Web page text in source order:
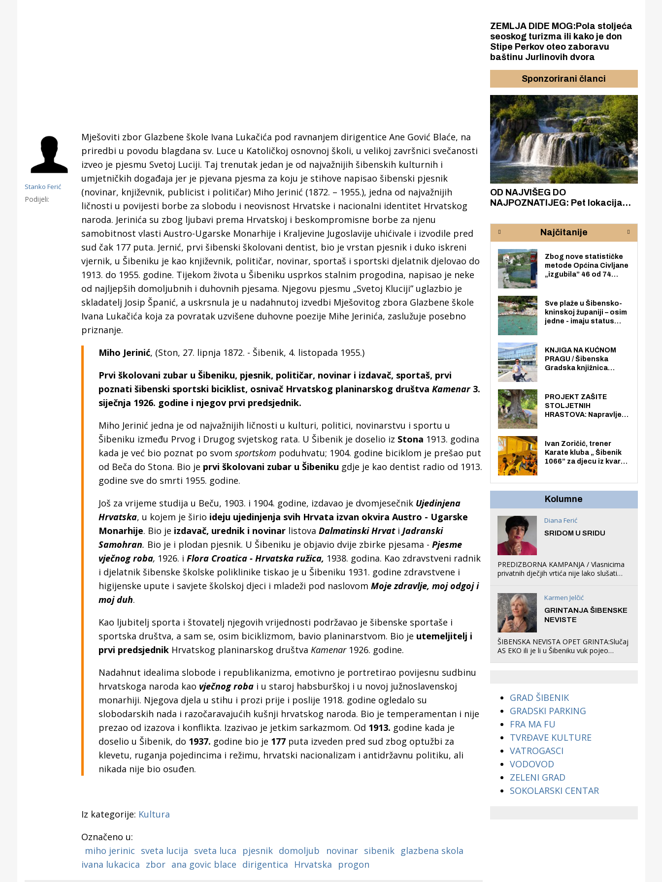
Stanko Ferić
Podijeli:
Mješoviti zbor Glazbene škole Ivana Lukačića pod ravnanjem dirigentice Ane Gović Blaće, na
priredbi u povodu blagdana sv. Luce u Katoličkoj osnovnoj školi, u velikoj završnici svečanosti
izveo je pjesmu Svetoj Luciji. Taj trenutak jedan je od najvažnijih šibenskih kulturnih i
umjetničkih događaja jer je pjevana pjesma za koju je stihove napisao šibenski pjesnik
(novinar, književnik, publicist i političar) Miho Jerinić (1872. – 1955.), jedna od najvažnijih
ličnosti u povijesti borbe za slobodu i neovisnost Hrvatske i nacionalni identitet Hrvatskog
naroda. Jerinića su zbog ljubavi prema Hrvatskoj i beskompromisne borbe za njenu
samobitnost vlasti Austro-Ugarske Monarhije i Kraljevine Jugoslavije uhićivale i izvodile pred
sud čak 177 puta. Jernić, prvi šibenski školovani dentist, bio je vrstan pjesnik i duko iskreni
vjernik, u Šibeniku je kao književnik, političar, novinar, sportaš i sportski djelatnik djelovao do
1913. do 1955. godine. Tijekom života u Šibeniku usprkos stalnim progodina, napisao je neke
od najljepših domoljubnih i duhovnih pjesama. Njegovu pjesmu „Svetoj Kluciji” uglazbio je
skladatelj Josip Španić, a uskrsnula je u nadahnutoj izvedbi Mješovitog zbora Glazbene škole
Ivana Lukačića koja za povratak uzvišene duhovne poezije Mihe Jerinića, zaslužuje posebno
priznanje.
Miho Jerinić, (Ston, 27. lipnja 1872. - Šibenik, 4. listopada 1955.)
Prvi školovani zubar u Šibeniku, pjesnik, političar, novinar i izdavač, sportaš, prvi
poznati šibenski sportski biciklist, osnivač Hrvatskog planinarskog društva Kamenar3.
siječnja 1926. godine i njegov prvi predsjednik.
Miho Jerinić jedna je od najvažnijih ličnosti u kulturi, politici, novinarstvu i sportu u
Šibeniku između Prvog i Drugog svjetskog rata. U Šibenik je doselio iz Stona 1913. godina
kada je već bio poznat po svom sportskom poduhvatu; 1904. godine biciklom je prešao put
od Beča do Stona. Bio je prvi školovani zubar u Šibeniku gdje je kao dentist radio od 1913.
godine sve do smrti 1955. godine.
Još za vrijeme studija u Beču, 1903. i 1904. godine, izdavao je dvomjesečnik Ujedinjena
Hrvatska, u kojem je širio ideju ujedinjenja svih Hrvata izvan okvira Austro - Ugarske
Monarhije. Bio je izdavač, urednik i novinar listova Dalmatinski Hrvati Jadranski
Samohran. Bio je i plodan pjesnik. U Šibeniku je objavio dvije zbirke pjesama - Pjesme
vječnog roba, 1926. i Flora Croatica - Hrvatska ružica, 1938. godina. Kao zdravstveni radnik
i djelatnik šibenske školske poliklinike tiskao je u Šibeniku 1931. godine zdravstvene i
higijenske upute i savjete školskoj djeci i mladeži pod naslovom Moje zdravlje, moj odgoj i
moj duh.
Kao ljubitelj sporta i štovatelj njegovih vrijednosti podržavao je šibenske sportaše i
sportska društva, a sam se, osim biciklizmom, bavio planinarstvom. Bio je utemeljitelj i
prvi predsjednikHrvatskog planinarskog društva Kamenar1926. godine.
Nadahnut idealima slobode i republikanizma, emotivno je portretirao povijesnu sudbinu
hrvatskoga naroda kao vječnog robai u staroj habsburškoj i u novoj južnoslavenskoj
monarhiji. Njegova djela u stihu i prozi prije i poslije 1918. godine ogledalo su
slobodarskih nada i razočaravajućih kušnji hrvatskog naroda. Bio je temperamentan i nije
prezao od izazova i konflikta. Izazivao je jetkim sarkazmom. Od 1913. godine kada je
doselio u Šibenik, do 1937. godine bio je 177puta izveden pred sud zbog optužbi za
klevetu, ruganja pojedincima i režimu, hrvatski nacionalizam i antidržavnu politiku, ali
nikada nije bio osuđen.
Iz kategorije: Kultura
Označeno u:
miho jerinic sveta lucija sveta luca pjesnik domoljub novinar sibenik glazbena skola
ivana lukacica zbor ana govic blace dirigentica Hrvatska progon
ZEMLJA DIDE MOG:Pola stoljeća
seoskog turizma ili kako je don
Stipe Perkov oteo zaboravu
baštinu Jurlinovih dvora
Sponzorirani članci
Gornji tok Krke iz prve ruke -
Otkrijte hostel Titius u
Puljanima
Šibenik spreman za dolazak
električnih autobusa: izgrađeno
OD NAJVIŠEG DO
NAJPOZNATIJEG: Pet lokacija
rijeke Krke
Najčitanije
Zbog nove statističke
metode Općina Civljane
„izgubila” 46 od 74
nego radno sposobnih
osoba među svojih 170
stanovnika.
Sve plaže u Šibensko-
kninskoj županiji – osim
jedne - imaju status
općoj upotrebi. Pristup
je slobodan i besplatan
za sve građane i
KNJIGA NA KUĆNOM
PRAGU / Šibenska
Gradska knjižnica
knjiga na kućnu adresu
električnim biciklom.
PROJEKT ZAŠITE
STOLJETNIH
HRASTOVA: Napravljen
Zmajevac
Ivan Zoričić, trener
Karate kluba „ Šibenik
1066” za djecu iz kvarta
organizirao dječje
Kolumne
Diana Ferić
SRIDOM U SRIDU
PREDIZBORNA KAMPANJA / Vlasnicima
privatnih dječjih vrtića nije lako slušati
što oni rade u Šibeniku ne postoji
Karmen Jelčić
GRINTANJA ŠIBENSKE
NEVISTE
ŠIBENSKA NEVISTA OPET GRINTA:Slučaj
AS EKO ili je li u Šibeniku vuk pojeo
GRAD ŠIBENIK
GRADSKI PARKING
FRA MA FU
TVRĐAVE KULTURE
VATROGASCI
VODOVOD
ZELENI GRAD
SOKOLARSKI CENTAR